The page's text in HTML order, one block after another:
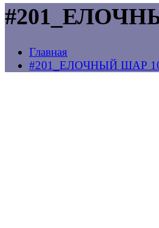
Главная
#201_ЕЛОЧНЫЙ ШАР 10